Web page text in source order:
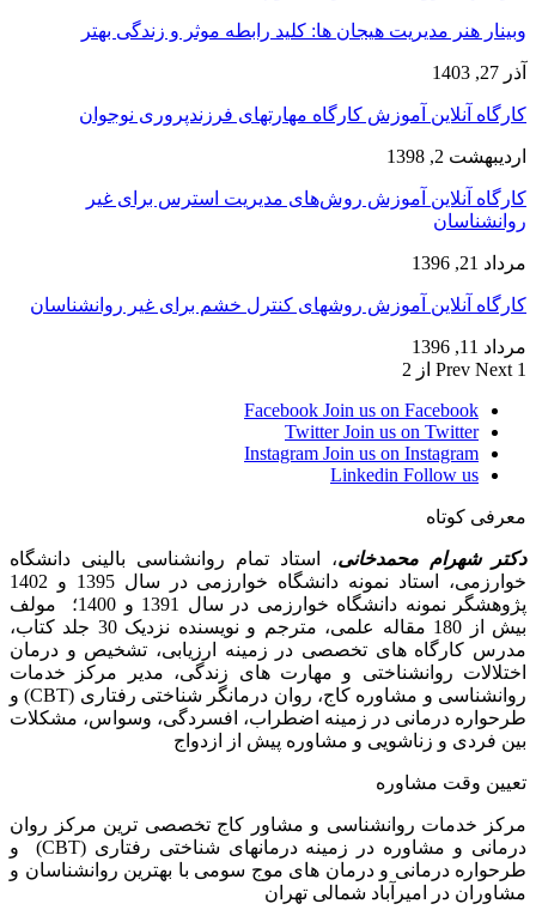
وبینار هنر مدیریت هیجان ها: کلید رابطه موثر و زندگی بهتر
آذر 27, 1403
کارگاه آنلاین آموزش کارگاه مهارتهای فرزندپروری نوجوان
اردیبهشت 2, 1398
کارگاه آنلاین آموزش روش‌های مدیریت استرس برای غیر
روانشناسان
مرداد 21, 1396
کارگاه آنلاین آموزش روشهای کنترل خشم برای غیر روانشناسان
مرداد 11, 1396
Prev Next 1 از 2
Facebook Join us on Facebook
Twitter Join us on Twitter
Instagram Join us on Instagram
Linkedin Follow us
معرفی کوتاه
دکتر شهرام محمدخانی، استاد تمام روانشناسی بالینی دانشگاه
خوارزمی، استاد نمونه دانشگاه خوارزمی در سال 1395 و 1402
پژوهشگر نمونه دانشگاه خوارزمی در سال 1391 و 1400؛ مولف
بیش از 180 مقاله علمی، مترجم و نویسنده نزدیک 30 جلد کتاب،
مدرس کارگاه­ های تخصصی در زمینه ارزیابی، تشخیص و درمان
اختلالات روانشناختی و مهارت های زندگی، مدیر مرکز خدمات
روانشناسی و مشاوره کاج، روان­ درمانگر شناختی رفتاری (CBT) و
طرحواره درمانی در زمینه اضطراب، افسردگی، وسواس، مشکلات
بین فردی و زناشویی و مشاوره پیش از ازدواج
تعیین وقت مشاوره
مرکز خدمات روانشناسی و مشاور کاج تخصصی‏ ترین مرکز روان
درمانی و مشاوره در زمینه درمان‏های شناختی رفتاری (CBT) و
طرحواره درمانی و درمان های موج سومی با بهترین روانشناسان و
مشاوران در امیرآباد شمالی تهران